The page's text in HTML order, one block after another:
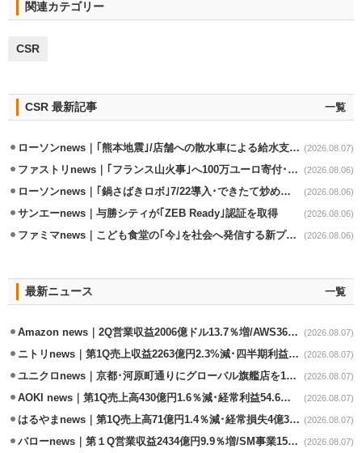
関連カテゴリー
CSR
CSR 最新記事 一覧
ローソンnews｜｢熊本地震｣/店舗への散水車による給水支援を開始 (2026.08.07)
ファストリnews｜｢フランス山火事｣へ100万ユーロ寄付･衣料5万点も提供 (2026.08.06)
ローソンnews｜｢鍋さばきロボ｣7/22導入･できたて炒めメニューを提供 (2026.08.06)
サンエーnews｜与勝シティが｢ZEB Ready｣認証を取得 (2026.08.06)
ファミマnews｜こども食堂の｢今｣を社会へ発信する新プロジェクト始動 (2026.08.06)
最新ニュース 一覧
Amazon news｜2Q営業収益2006億ドル13.7％増/AWS36.8％％増が貢献 (2026.08.07)
ニトリnews｜第1Q売上収益2263億円2.3%減･四半期利益1.4％減 (2026.08.07)
ユニクロnews｜京都･河原町通りにグローバル旗艦店を11/6開設 (2026.08.07)
AOKI news｜第1Q売上高430億円1.6％減･経常利益54.6％減 (2026.08.07)
はるやまnews｜第1Q売上高71億円1.4％減･経常損失4億3800万円 (2026.08.07)
バローnews｜第１Q営業収益2434億円9.9％増/SM事業15.5％増と絶好調 (2026.08.07)